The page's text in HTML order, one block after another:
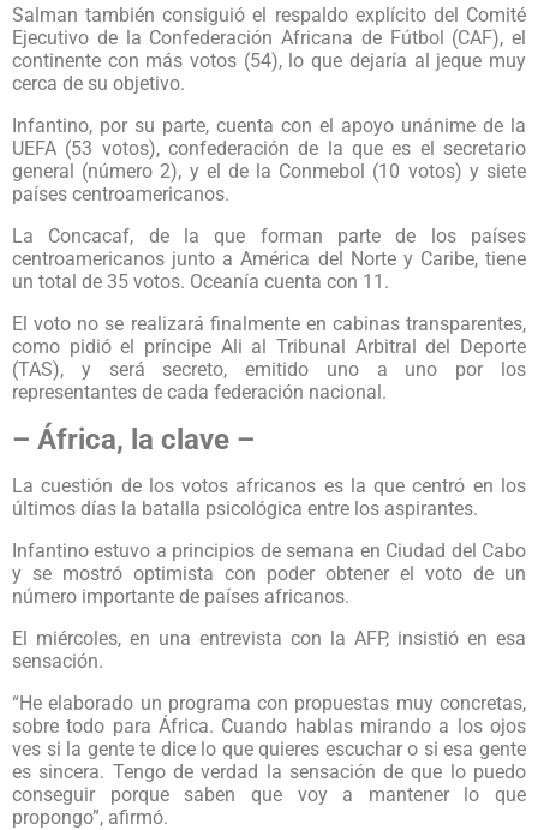
Salman también consiguió el respaldo explícito del Comité
Ejecutivo de la Confederación Africana de Fútbol (CAF), el
continente con más votos (54), lo que dejaría al jeque muy
cerca de su objetivo.
Infantino, por su parte, cuenta con el apoyo unánime de la
UEFA (53 votos), confederación de la que es el secretario
general (número 2), y el de la Conmebol (10 votos) y siete
países centroamericanos.
La Concacaf, de la que forman parte de los países
centroamericanos junto a América del Norte y Caribe, tiene
un total de 35 votos. Oceanía cuenta con 11.
El voto no se realizará finalmente en cabinas transparentes,
como pidió el príncipe Ali al Tribunal Arbitral del Deporte
(TAS), y será secreto, emitido uno a uno por los
representantes de cada federación nacional.
– África, la clave –
La cuestión de los votos africanos es la que centró en los
últimos días la batalla psicológica entre los aspirantes.
Infantino estuvo a principios de semana en Ciudad del Cabo
y se mostró optimista con poder obtener el voto de un
número importante de países africanos.
El miércoles, en una entrevista con la AFP, insistió en esa
sensación.
“He elaborado un programa con propuestas muy concretas,
sobre todo para África. Cuando hablas mirando a los ojos
ves si la gente te dice lo que quieres escuchar o si esa gente
es sincera. Tengo de verdad la sensación de que lo puedo
conseguir porque saben que voy a mantener lo que
propongo”, afirmó.